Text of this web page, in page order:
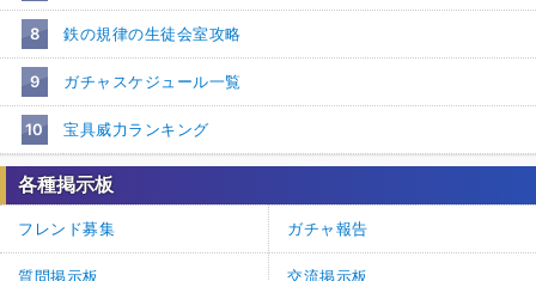
8 鉄の規律の生徒会室攻略
9 ガチャスケジュール一覧
10 宝具威力ランキング
各種掲示板
フレンド募集 ガチャ報告
質問掲示板 交流掲示板